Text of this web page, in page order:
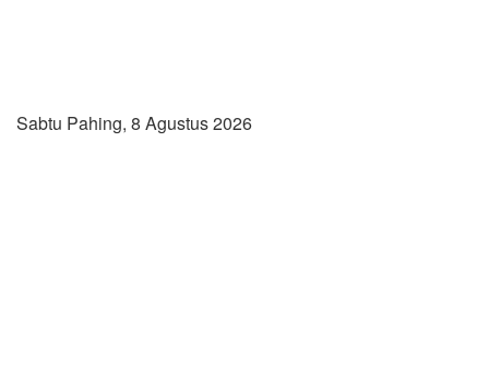
Sabtu Pahing, 8 Agustus 2026